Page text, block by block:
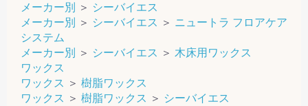
メーカー別
＞ シーバイエス
メーカー別
＞ シーバイエス ＞ ニュートラ フロアケア
システム
メーカー別
＞ シーバイエス ＞ 木床用ワックス
ワックス
ワックス ＞ 樹脂ワックス
ワックス ＞ 樹脂ワックス ＞ シーバイエス